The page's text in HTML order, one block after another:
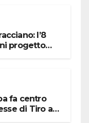
l’8
progetto
fa centro
di Tiro a